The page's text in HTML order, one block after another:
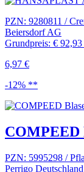
PZN: 9280811 /
Beiersdorf AG
Grundpreis: € 92,93
6,97 €
-12% **
COMPEED
PZN: 5995298 /
Perrigo